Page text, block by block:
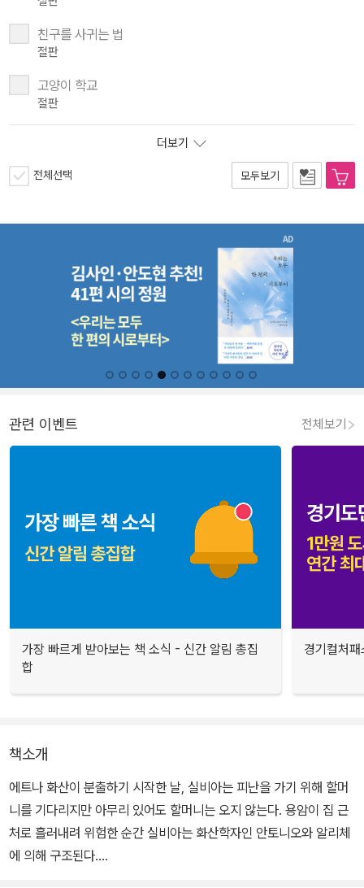
친구를 사귀는 법
절판
고양이 학교
절판
더보기
전체선택 모두보기
관련 이벤트 전체보기
가장 빠르게 받아보는 책 소식 - 신간 알림 총집
합
경기컬처
책소개
에트나 화산이 분출하기 시작한 날, 실비아는 피난을 가기 위해 할머
니를 기다리지만 아무리 있어도 할머니는 오지 않는다. 용암이 집 근
처로 흘러내려 위험한 순간 실비아는 화산학자인 안토니오와 알리체
에 의해 구조된다.